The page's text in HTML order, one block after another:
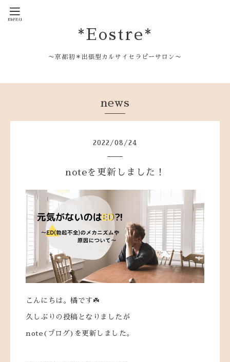
*Eostre*
〜京都初＊出張型カルサイセラピーサロン〜
news
2022 /08 /24
noteを更新しました！
こんにちは。橘です☘️
久しぶりの投稿となりましたが
note(ブログ)を更新しました。